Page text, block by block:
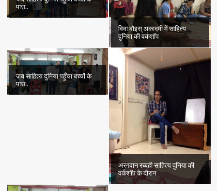
पास..
विवा वौइस् अकादमी में साहित्य
दुनिया की वर्कशॉप
जब साहित्य दुनिया पहुँचा बच्चों के
पास..
अरग़वान रब्बही साहित्य दुनिया की
वर्कशॉप के दौरान